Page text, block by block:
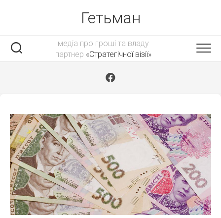
Гетьман
медіа про гроші та владу
партнер «Стратегічної візії»